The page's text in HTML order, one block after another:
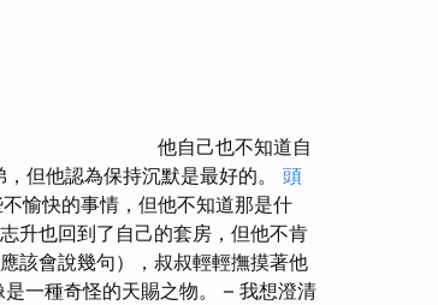
他自己也不知道自
但他認為保持沉默是最好的。 頭
愉快的事情，但他不知道那是什
升也回到了自己的套房，但他不肯
該會說幾句），叔叔輕輕撫摸著他
一種奇怪的天賜之物。 – 我想澄清